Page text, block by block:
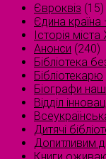
Євроквіз (15)
Єдина країна
Історія
Анонси (240)
Бібліотека
Бібліотекарю
Біографи
Відділ
Дитячі
Допитливим
Книги